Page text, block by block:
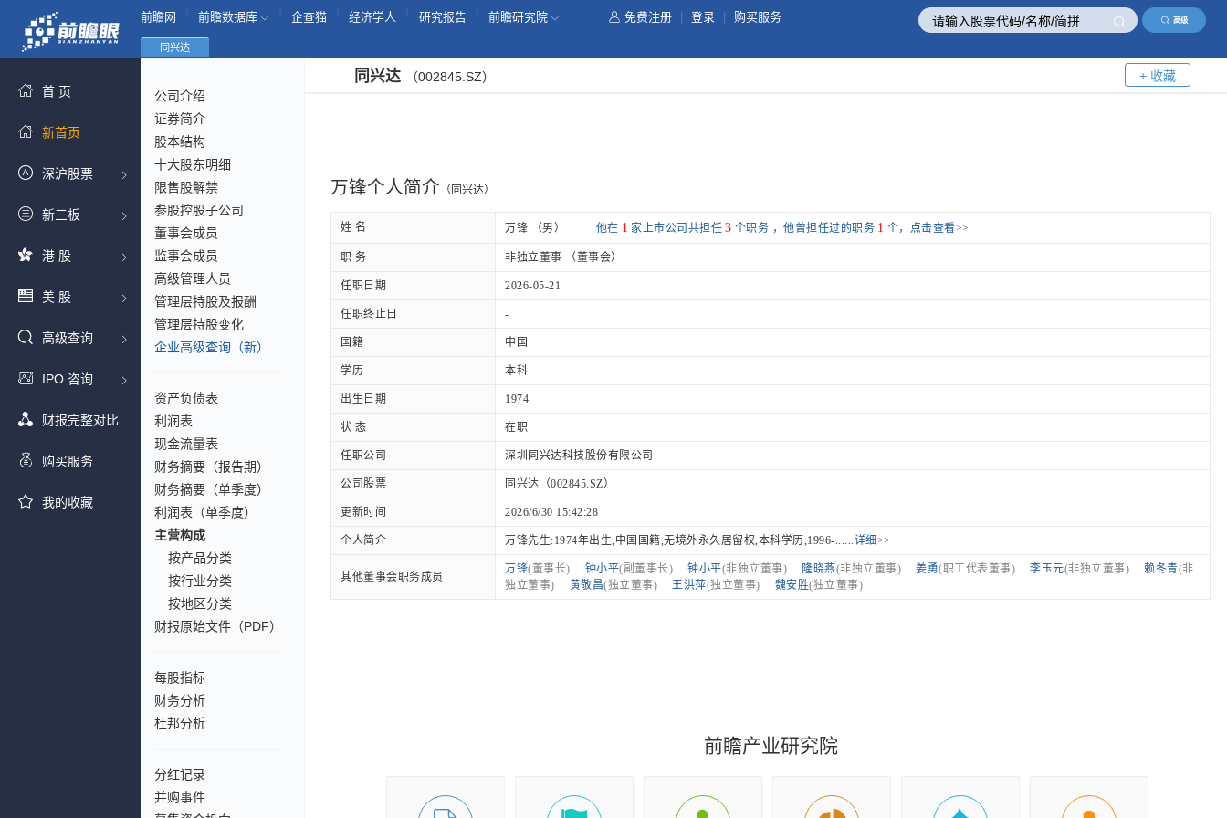
高级
前瞻网 前瞻数据库 企查猫 经济学人 研究报告 前瞻研究院 免费注册 登录 购买服务
首 页
新首页
深沪股票
新三板
港 股
美 股
高级查询
IPO 咨询
财报完整对比
购买服务
我的收藏
同兴达
公司介绍
证券简介
股本结构
十大股东明细
限售股解禁
参股控股子公司
董事会成员
监事会成员
高级管理人员
管理层持股及报酬
管理层持股变化
企业高级查询（新）
资产负债表
利润表
现金流量表
财务摘要（报告期）
财务摘要（单季度）
利润表（单季度）
主营构成
按产品分类
按行业分类
按地区分类
财报原始文件（PDF）
每股指标
财务分析
杜邦分析
分红记录
并购事件
同兴达 （002845.SZ） + 收藏
万锋个人简介 （同兴达）
姓 名 万锋 （男） 他在 1 家上市公司共担任 3 个职务 ，他曾担任过的职务 1 个，点击查看>>
职 务 非独立董事 （董事会）
任职日期 2026-05-21
任职终止日 -
国籍 中国
学历 本科
出生日期 1974
状 态 在职
任职公司 深圳同兴达科技股份有限公司
公司股票 同兴达（002845.SZ）
更新时间 2026/6/30 15:42:28
个人简介 万锋先生:1974年出生,中国国籍,无境外永久居留权,本科学历,1996-......详细>>
其他董事会职务成员
万锋(董事长) 钟小平(副董事长) 钟小平(非独立董事) 隆晓燕(非独立董事) 姜勇(职工代表董事) 李玉元(非独立董事) 赖冬青(非
独立董事)
黄敬昌(独立董事) 王洪萍(独立董事) 魏安胜(独立董事)
前瞻产业研究院